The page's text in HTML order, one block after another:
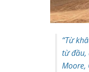
“Từ
từ đầu,
Moore,